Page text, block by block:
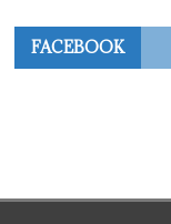
FACEBOOK